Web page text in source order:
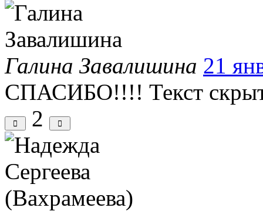
Галина Завалишина 21
СПАСИБО!!!! Текст
2